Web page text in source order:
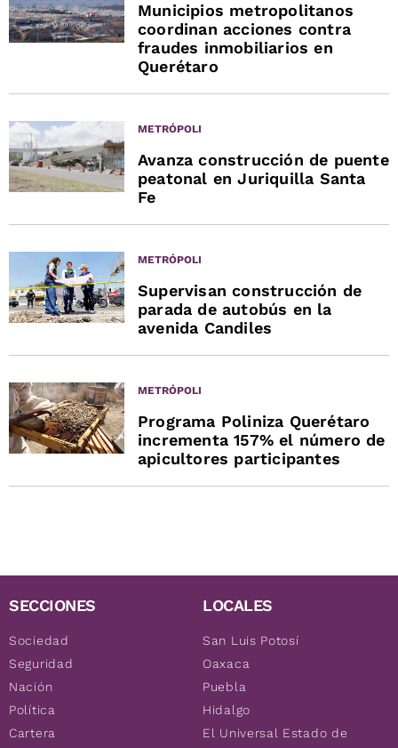
Municipios metropolitanos
coordinan acciones contra
fraudes inmobiliarios en
Querétaro
METRÓPOLI
Avanza construcción de puente
peatonal en Juriquilla Santa
Fe
METRÓPOLI
Supervisan construcción de
parada de autobús en la
avenida Candiles
METRÓPOLI
Programa Poliniza Querétaro
incrementa 157% el número de
apicultores participantes
SECCIONES
Sociedad
Seguridad
Nación
Política
Cartera
LOCALES
San Luis Potosí
Oaxaca
Puebla
Hidalgo
El Universal Estado de